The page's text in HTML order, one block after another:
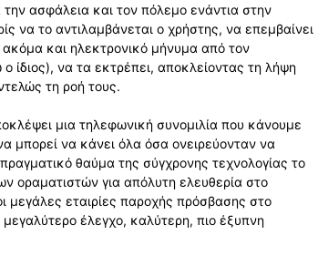
ασφάλεια και τον πόλεμο ενάντια στην
να το αντιλαμβάνεται ο χρήστης, να επεμβαίνει
και ηλεκτρονικό μήνυμα από τον
να τα εκτρέπει, αποκλείοντας τη λήψη
τη ροή τους.
μια τηλεφωνική συνομιλία που κάνουμε
μπορεί να κάνει όλα όσα ονειρεύονταν να
θαύμα της σύγχρονης τεχνολογίας το
οραματιστών για απόλυτη ελευθερία στο
μεγάλες εταιρίες παροχής πρόσβασης στο
έλεγχο, καλύτερη, πιο έξυπνη